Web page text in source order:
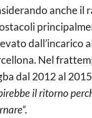
anche il
dall’incarico
Nel
dal 2012 al
il ritorno